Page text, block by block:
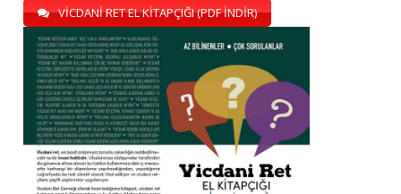
VİCDANİ RET EL KİTAPÇIĞI (PDF İNDİR)